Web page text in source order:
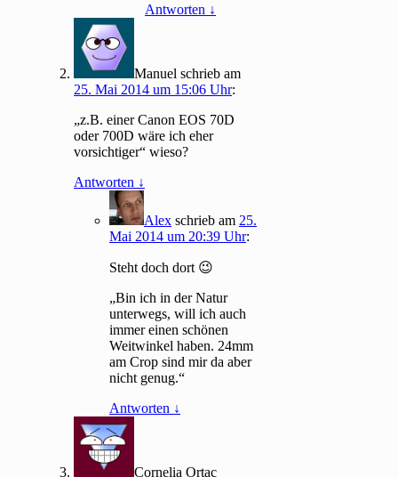
Antworten ↓
Manuel schrieb am
25. Mai 2014 um 15:06 Uhr:
„z.B. einer Canon EOS 70D
oder 700D wäre ich eher
vorsichtiger“ wieso?
Antworten ↓
Alex schrieb am 25.
Mai 2014 um 20:39 Uhr:
Steht doch dort 😉
„Bin ich in der Natur
unterwegs, will ich auch
immer einen schönen
Weitwinkel haben. 24mm
am Crop sind mir da aber
nicht genug.“
Antworten ↓
Cornelia Ortac